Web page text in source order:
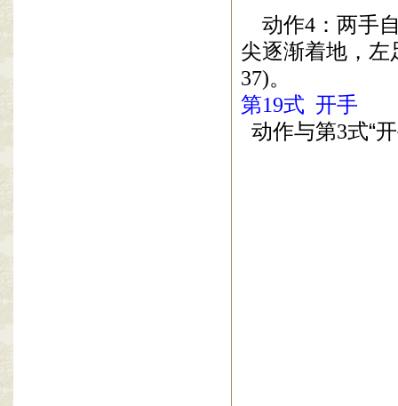
动作4 ：两手
尖逐渐着地，
37)。
第19式 开手
动作与第3式“